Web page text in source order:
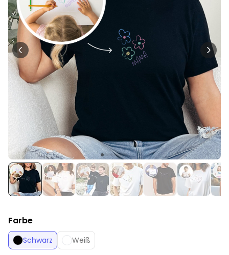
Personalisierbar
Personalisierbares Aperol
Spritz Glas mit Name
über 19.400
mal gekauft
16,99 €
Personalisierbar
Personalisierbares Handtuch
Maritim mit Text
über 1.900
mal gekauft
34,99 €
Personalisierbar
Personalisierbare Schürze
Pizzeria mit Gesicht
über 1.900
mal gekauft
29,99 €
Farbe
Schwarz Weiß